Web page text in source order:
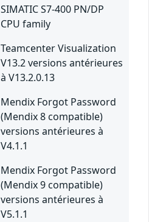
SIMATIC S7-400 PN/DP
CPU family
Teamcenter Visualization
V13.2 versions antérieures
à V13.2.0.13
Mendix Forgot Password
(Mendix 8 compatible)
versions antérieures à
V4.1.1
Mendix Forgot Password
(Mendix 9 compatible)
versions antérieures à
V5.1.1